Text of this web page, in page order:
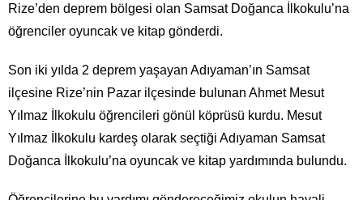
Rize’den deprem bölgesi olan Samsat Doğanca İlkokulu’na
öğrenciler oyuncak ve kitap gönderdi.
Son iki yılda 2 deprem yaşayan Adıyaman’ın Samsat
ilçesine Rize’nin Pazar ilçesinde bulunan Ahmet Mesut
Yılmaz İlkokulu öğrencileri gönül köprüsü kurdu. Mesut
Yılmaz İlkokulu kardeş olarak seçtiği Adıyaman Samsat
Doğanca İlkokulu’na oyuncak ve kitap yardımında bulundu.